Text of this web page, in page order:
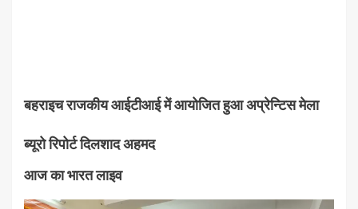
बहराइच राजकीय आईटीआई में आयोजित हुआ अप्रेन्टिस मेला
ब्यूरो रिपोर्ट दिलशाद अहमद
आज का भारत लाइव